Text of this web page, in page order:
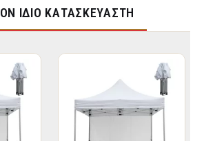
ΊΔΙΟ ΚΑΤΑΣΚΕΥΑΣΤΉ